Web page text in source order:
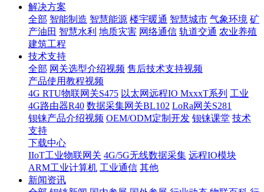
解决方案
全部 智能制造 智慧能源 楼宇暖通 智慧城市 气象环境 矿
产油田 智慧水利 地质灾害 网络通信 轨道交通 农业养殖
建筑工程
技术支持
全部 网关选型介绍视频 售后技术支持视频
产品使用教程视频
4G RTU物联网关S475 以太网远程IO MxxxT系列 工业
4G路由器R40 数据采集网关BL102 LoRa网关S281
钡铼产品介绍视频 OEM/ODM定制开发 钡铼课堂 技术
支持
下载中心
IIoT工业物联网关 4G/5G无线数据采集 远程IO模块
ARM工业计算机 工业通信 其他
新闻资讯